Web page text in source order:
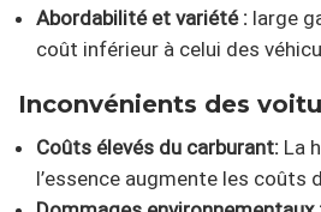
Abordabilité et variété : large
coût inférieur à celui des
Inconvénients des
Coûts élevés du carburant: La
l’essence augmente les coûts